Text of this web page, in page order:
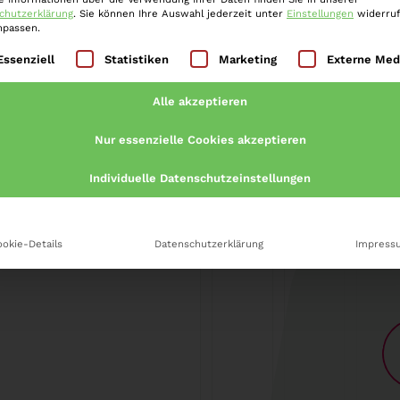
§…Weiter »
. Sie können Ihre Auswahl jederzeit unter Einstellungen
eine Liste der Service-Gruppen, für die eine
Statistiken Marketing Externe
Alle akzeptieren
Nur essenzielle Cookies akzeptieren
Individuelle Datenschutzeinstellungen
Details Datenschutzerklärung